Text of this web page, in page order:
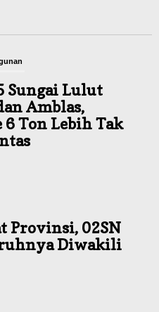
Sungai Lulut
Amblas,
Ton Lebih Tak
Provinsi, 02SN
Diwakili